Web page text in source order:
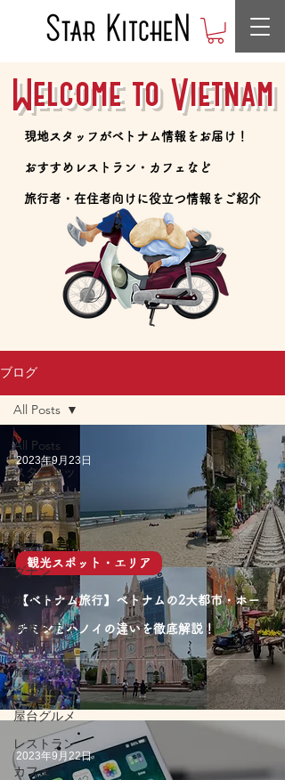
Welcome to Vietnam
​現地スタッフがベトナム情報をお届け！
​おすすめレストラン・カフェなど
​旅行者・在住者向けに役立つ情報をご紹介
ブログ
All Posts
スターキッ
チン
ホーチミン
ハノイ
ダナン
ホイアン
観光スポッ
ト・エリア
旅行アクテ
ィビティ
屋台グルメ
レストラン
カフェ
All Posts
【ベトナム旅行】ベトナムの2大都市・ホー
チミンとハノイの違いを徹底解説！
観光スポット・エリア
2023年9月23日
2023年9月22日